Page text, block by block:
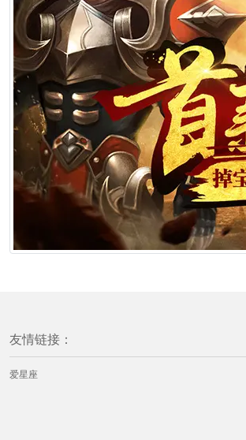
友情链接：
爱星座